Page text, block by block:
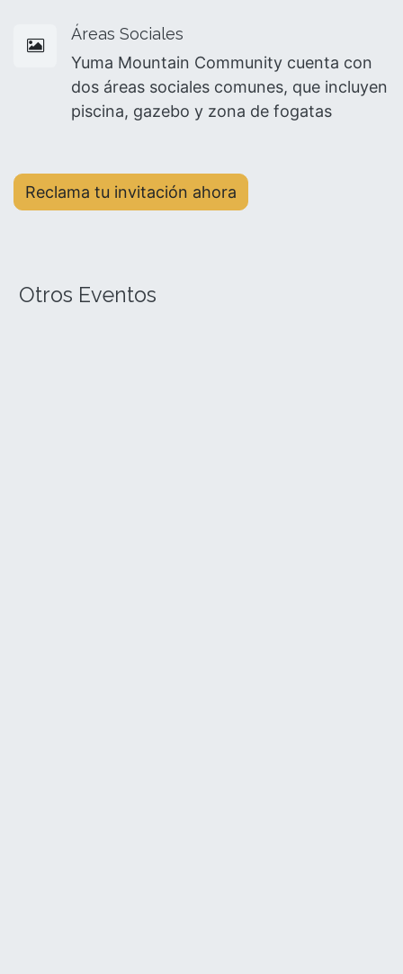
Áreas Sociales
Yuma Mountain Community cuenta con
dos áreas sociales comunes, que incluyen
piscina, gazebo y zona de fogatas
Reclama tu invitación ahora
Otros Eventos